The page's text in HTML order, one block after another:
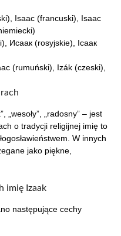
Isaac (francuski), Isaac
Исаак (rosyjskie), Ісаак
(rumuński), Izák (czeski),
„wesoły”, „radosny” – jest
o tradycji religijnej imię to
W innych
jako piękne,
imię Izaak
następujące cechy